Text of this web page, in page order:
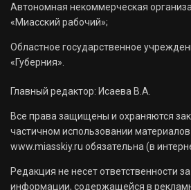
Автономная некоммерческая
«Миасский рабочий»;
Областное государственное
«Губерния».
Главный редактор: Исаева В.А.
Все права защищены и охраняются
частичном использовании
www.miasskiy.ru обязательна (в
Редакция не несет ответственности
информации, содержащейся в